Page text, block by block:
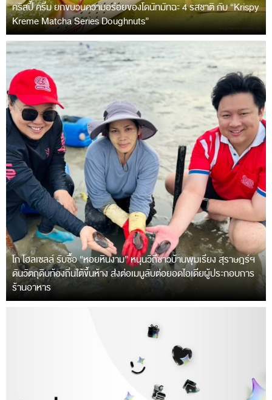
คริสปี้ ครีม ยกขบวนความอร่อยของโดนัทมัทฉะ 4 รสชาติ กับ “Krispy
Kreme Matcha Series Doughnuts”
โก โฮลเซลล์ รับซื้อ “หอยหินงาม” หนุนวิถีชาวบ้านพุมเรียง สุราษฎร์ฯ
ดันวัตถุดิบท้องถิ่นใต้ขึ้นห้าง ส่งต่อเมนูลับต่อยอดไอเดียผู้ประกอบการ
ร้านอาหาร